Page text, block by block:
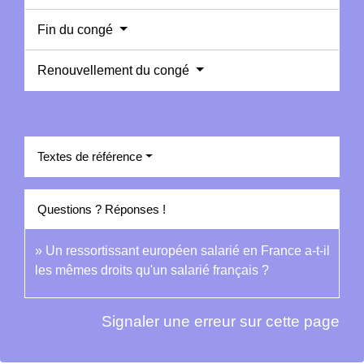
Fin du congé
Renouvellement du congé
Textes de référence
Questions ? Réponses !
Un ressortissant européen salarié en France a-t-il
les mêmes droits qu'un salarié français ?
Signaler une erreur sur cette page